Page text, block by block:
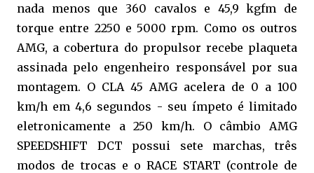
nada menos que 360 cavalos e 45,9 kgfm de
torque entre 2250 e 5000 rpm. Como os outros
AMG, a cobertura do propulsor recebe plaqueta
assinada pelo engenheiro responsável por sua
montagem. O CLA 45 AMG acelera de 0 a 100
km/h em 4,6 segundos - seu ímpeto é limitado
eletronicamente a 250 km/h. O câmbio AMG
SPEEDSHIFT DCT possui sete marchas, três
modos de trocas e o RACE START (controle de